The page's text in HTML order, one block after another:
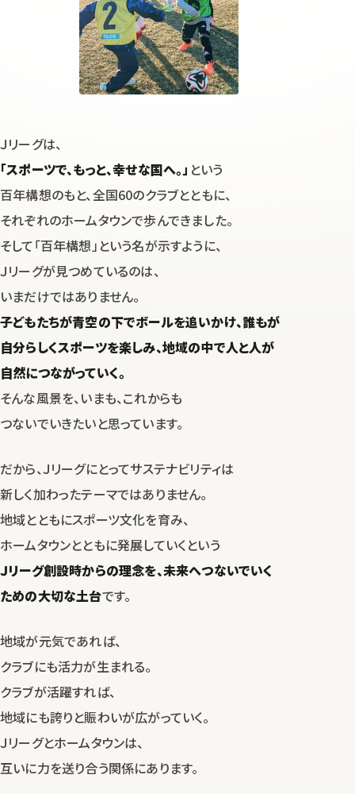
Ｊリーグは、
「スポーツで、もっと、幸せな国へ。」 という
百年構想のもと、全国60のクラブとともに、
それぞれのホームタウンで歩んできました。
そして「百年構想」という名が示すように、
Ｊリーグが見つめているのは、
いまだけではありません。
子どもたちが青空の下でボールを追いかけ、誰もが
自分らしくスポーツを楽しみ、地域の中で人と人が
自然につながっていく。
そんな風景を、いまも、これからも
つないでいきたいと思っています。
だから、Ｊリーグにとってサステナビリティは
新しく加わったテーマではありません。
地域とともにスポーツ文化を育み、
ホームタウンとともに発展していくという
Ｊリーグ創設時からの理念を、未来へつないでいく
ための大切な土台です。
地域が元気であれば、
クラブにも活力が生まれる。
クラブが活躍すれば、
地域にも誇りと賑わいが広がっていく。
Ｊリーグとホームタウンは、
互いに力を送り合う関係にあります。